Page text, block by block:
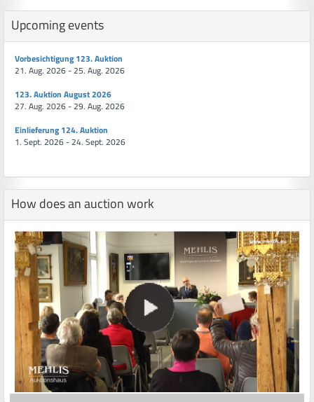
Upcoming events
Vorbesichtigung 123. Auktion
21. Aug. 2026 - 25. Aug. 2026
123. Auktion August 2026
27. Aug. 2026 - 29. Aug. 2026
Einlieferung 124. Auktion
1. Sept. 2026 - 24. Sept. 2026
How does an auction work